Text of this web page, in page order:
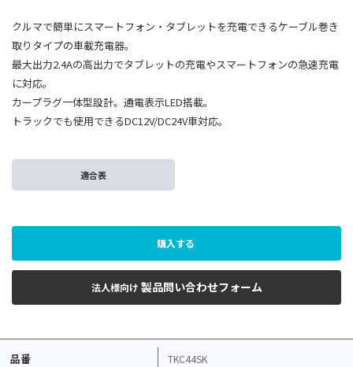
クルマで簡単にスマートフォン・タブレットを充電できるケーブル巻き
取りタイプの車載充電器。
最大出力2.4Aの高出力でタブレットの充電やスマートフォンの急速充電
に対応。
カープラグ一体型設計。通電表示LED搭載。
トラックでも使用できるDC12V/DC24V車対応。
適合表
購入する
法人様向け 製品問い合わせフォーム
品番 TKC44SK